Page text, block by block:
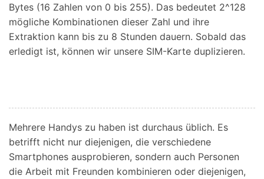
Bytes (16 Zahlen von 0 bis 255). Das bedeutet 2^128
mögliche Kombinationen dieser Zahl und ihre
Extraktion kann bis zu 8 Stunden dauern. Sobald das
erledigt ist, können wir unsere SIM-Karte duplizieren.
Mehrere Handys zu haben ist durchaus üblich. Es
betrifft nicht nur diejenigen, die verschiedene
Smartphones ausprobieren, sondern auch Personen
die Arbeit mit Freunden kombinieren oder diejenigen,